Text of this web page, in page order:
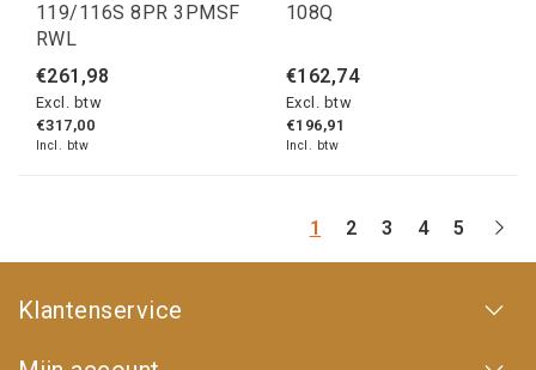
119/116S 8PR 3PMSF
RWL
€261,98
Excl. btw
€317,00
Incl. btw
108Q
€162,74
Excl. btw
€196,91
Incl. btw
1 2 3 4 5
Klantenservice